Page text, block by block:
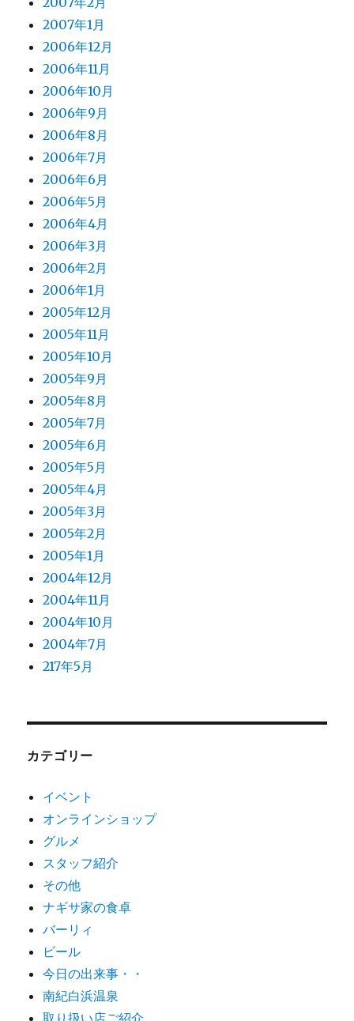
2007年1月
2006年12月
2006年11月
2006年10月
2006年9月
2006年8月
2006年7月
2006年6月
2006年5月
2006年4月
2006年3月
2006年2月
2006年1月
2005年12月
2005年11月
2005年10月
2005年9月
2005年8月
2005年7月
2005年6月
2005年5月
2005年4月
2005年3月
2005年2月
2005年1月
2004年12月
2004年11月
2004年10月
2004年7月
217年5月
カテゴリー
イベント
オンラインショップ
グルメ
スタッフ紹介
その他
ナギサ家の食卓
バーリィ
ビール
今日の出来事・・
南紀白浜温泉